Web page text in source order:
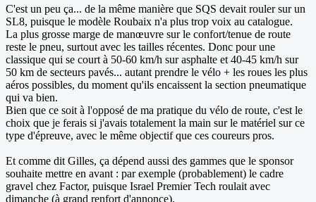
C'est un peu ça... de la même manière que SQS devait rouler sur un
SL8, puisque le modèle Roubaix n'a plus trop voix au catalogue.
La plus grosse marge de manœuvre sur le confort/tenue de route
reste le pneu, surtout avec les tailles récentes. Donc pour une
classique qui se court à 50-60 km/h sur asphalte et 40-45 km/h sur
50 km de secteurs pavés... autant prendre le vélo + les roues les plus
aéros possibles, du moment qu'ils encaissent la section pneumatique
qui va bien.
Bien que ce soit à l'opposé de ma pratique du vélo de route, c'est le
choix que je ferais si j'avais totalement la main sur le matériel sur ce
type d'épreuve, avec le même objectif que ces coureurs pros.
Et comme dit Gilles, ça dépend aussi des gammes que le sponsor
souhaite mettre en avant : par exemple (probablement) le cadre
gravel chez Factor, puisque Israel Premier Tech roulait avec
dimanche (à grand renfort d'annonce).